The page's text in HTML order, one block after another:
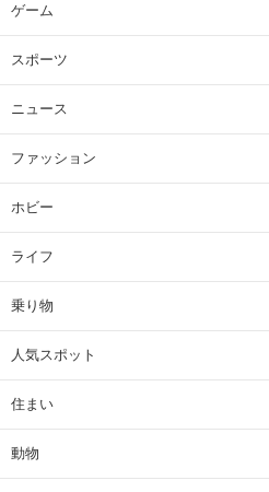
ゲーム
スポーツ
ニュース
ファッション
ホビー
ライフ
乗り物
人気スポット
住まい
動物